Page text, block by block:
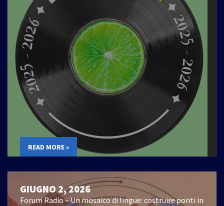
READ MORE »
GIUGNO 2, 2026
Forum Radio – Un mosaico di lingue: costruire ponti in